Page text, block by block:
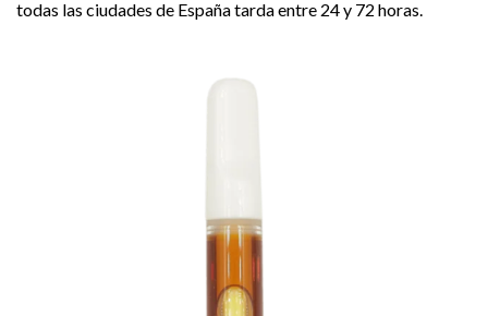
todas las ciudades de España tarda entre 24 y 72 horas.